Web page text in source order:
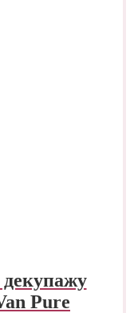
декупажу
Pure